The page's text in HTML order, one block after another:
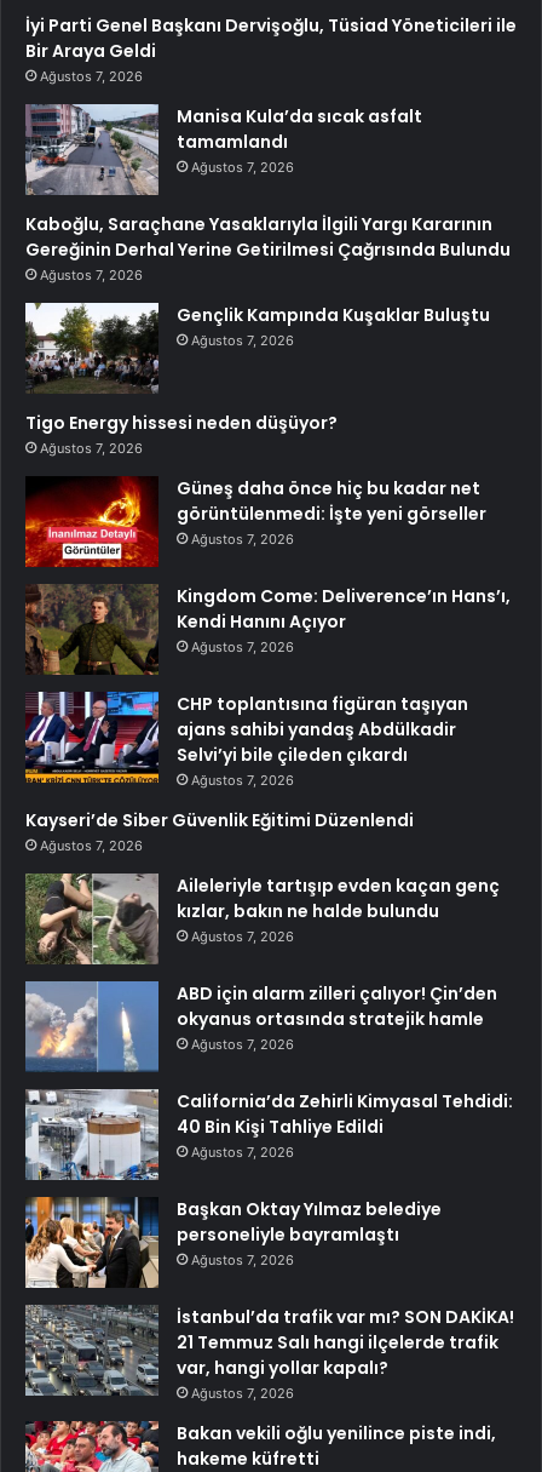
İyi Parti Genel Başkanı Dervişoğlu, Tüsiad Yöneticileri ile
Bir Araya Geldi
Ağustos 7, 2026
Manisa Kula’da sıcak asfalt
tamamlandı
Ağustos 7, 2026
Kaboğlu, Saraçhane Yasaklarıyla İlgili Yargı Kararının
Gereğinin Derhal Yerine Getirilmesi Çağrısında Bulundu
Ağustos 7, 2026
Gençlik Kampında Kuşaklar Buluştu
Ağustos 7, 2026
Tigo Energy hissesi neden düşüyor?
Ağustos 7, 2026
Güneş daha önce hiç bu kadar net
görüntülenmedi: İşte yeni görseller
Ağustos 7, 2026
Kingdom Come: Deliverence’ın Hans’ı,
Kendi Hanını Açıyor
Ağustos 7, 2026
CHP toplantısına figüran taşıyan
ajans sahibi yandaş Abdülkadir
Selvi’yi bile çileden çıkardı
Ağustos 7, 2026
Kayseri’de Siber Güvenlik Eğitimi Düzenlendi
Ağustos 7, 2026
Aileleriyle tartışıp evden kaçan genç
kızlar, bakın ne halde bulundu
Ağustos 7, 2026
ABD için alarm zilleri çalıyor! Çin’den
okyanus ortasında stratejik hamle
Ağustos 7, 2026
California’da Zehirli Kimyasal Tehdidi:
40 Bin Kişi Tahliye Edildi
Ağustos 7, 2026
Başkan Oktay Yılmaz belediye
personeliyle bayramlaştı
Ağustos 7, 2026
İstanbul’da trafik var mı? SON DAKİKA!
21 Temmuz Salı hangi ilçelerde trafik
var, hangi yollar kapalı?
Ağustos 7, 2026
Bakan vekili oğlu yenilince piste indi,
hakeme küfretti